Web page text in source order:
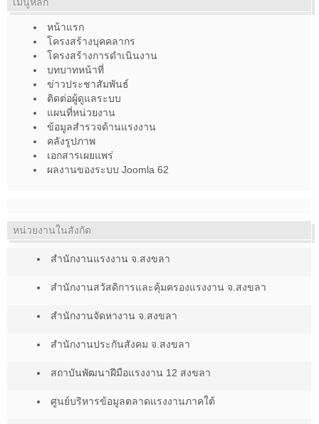
เมนูหลัก
หน้าแรก
โครงสร้างบุคคลากร
โครงสร้างการดำเนินงาน
บทบาทหน้าที่
ข่าวประชาสัมพันธ์
ติดต่อผู้ดูแลระบบ
แผนที่หน่วยงาน
ข้อมูลสำรวจด้านแรงงาน
คลังรูปภาพ
เอกสารเผยแพร่
ผลงานของระบบ Joomla 62
หน่วยงานในสังกัด
สำนักงานแรงงาน จ.สงขลา
สำนักงานสวัสดิการและคุ้มครองแรงงาน จ.สงขลา
สำนักงานจัดหางาน จ.สงขลา
สำนักงานประกันสังคม จ.สงขลา
สถาบันพัฒนาฝีมือแรงงาน 12 สงขลา
ศูนย์บริหารข้อมูลตลาดแรงงานภาคใต้